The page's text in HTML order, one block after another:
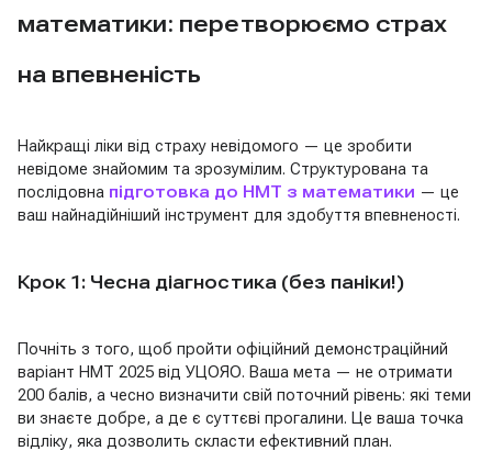
математики: перетворюємо страх
на впевненість
Найкращі ліки від страху невідомого — це зробити
невідоме знайомим та зрозумілим. Структурована та
послідовна підготовка до НМТ з математики — це
ваш найнадійніший інструмент для здобуття впевненості.
Крок 1: Чесна діагностика (без паніки!)
Почніть з того, щоб пройти офіційний демонстраційний
варіант НМТ 2025 від УЦОЯО. Ваша мета — не отримати
200 балів, а чесно визначити свій поточний рівень: які теми
ви знаєте добре, а де є суттєві прогалини. Це ваша точка
відліку, яка дозволить скласти ефективний план.